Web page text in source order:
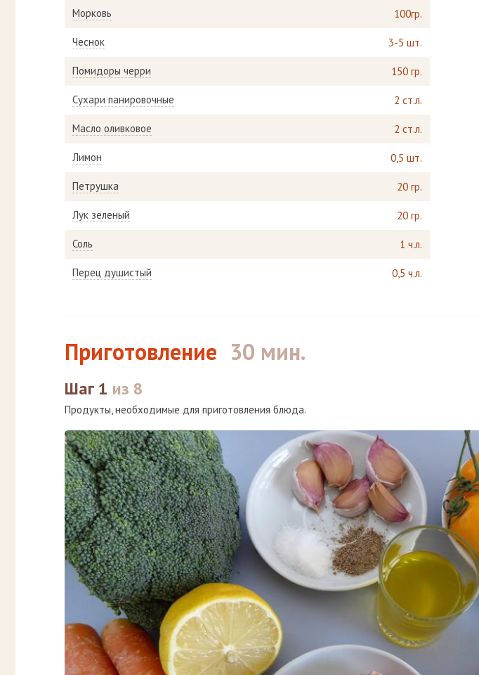
Морковь 100гр.
Чеснок 3-5 шт.
Помидоры черри 150 гр.
Сухари панировочные 2 ст.л.
Масло оливковое 2 ст.л.
Лимон 0,5 шт.
Петрушка 20 гр.
Лук зеленый 20 гр.
Соль 1 ч.л.
Перец душистый 0,5 ч.л.
Приготовление 30 мин.
Шаг 1 из 8
Продукты, необходимые для приготовления блюда.